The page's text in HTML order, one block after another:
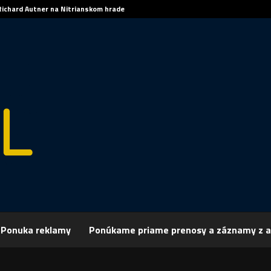
Autner na Nitrianskom hrade
Ponuka reklamy Ponúkame priame prenosy a záznamy z
Šport ŠPORT, VOLEJBAL: Košičania vyrovnali v Nitre stav
VOLEJBAL: Košičania vyrovnali v Nitre stav